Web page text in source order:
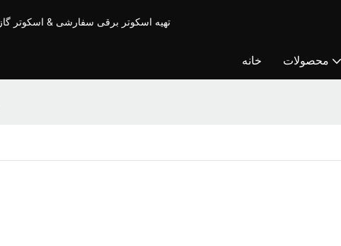
موتور Cuccy - تهیه اسکوتر برقی سفارشی & اسکوتر گاز 150 سی سی/125 سی سی/50 سی سی
خانه محصولات